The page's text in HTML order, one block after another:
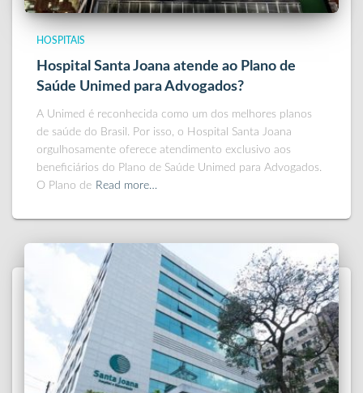
HOSPITAIS
Hospital Santa Joana atende ao Plano de
Saúde Unimed para Advogados?
A Unimed é reconhecida como um dos melhores planos
de saúde do Brasil. Por isso, o Hospital Santa Joana
orgulhosamente oferece atendimento exclusivo aos
beneficiários do Plano de Saúde Unimed para Advogados.
O Plano de Read more…